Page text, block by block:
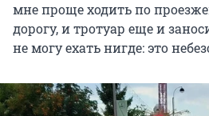
мне проще ходить по
дорогу, и тротуар еще и
не могу ехать нигде: это